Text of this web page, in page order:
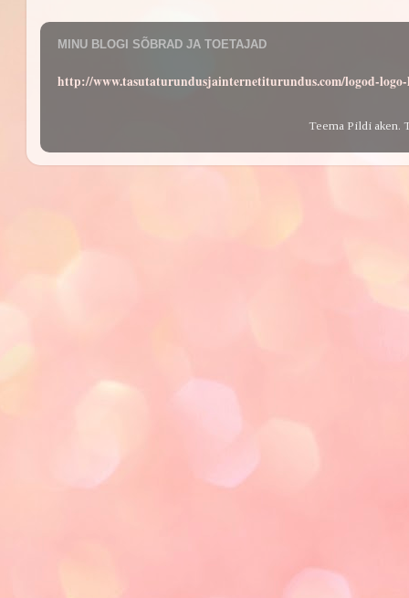
MINU BLOGI SÕBRAD JA TOETAJAD
http://www.tasutaturundusjainternetiturundus.com/logod-
Teema Pildi aken.